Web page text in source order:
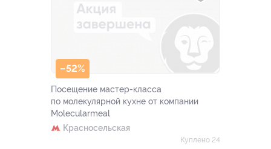
–52%
Посещение мастер-класса
по молекулярной кухне от компании
Molecularmeal
Красносельская
Куплено 24